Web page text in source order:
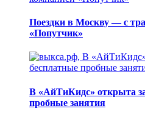
Поездки в Москву — с
«Попутчик»
В «АйТиКидс» открыта
пробные занятия